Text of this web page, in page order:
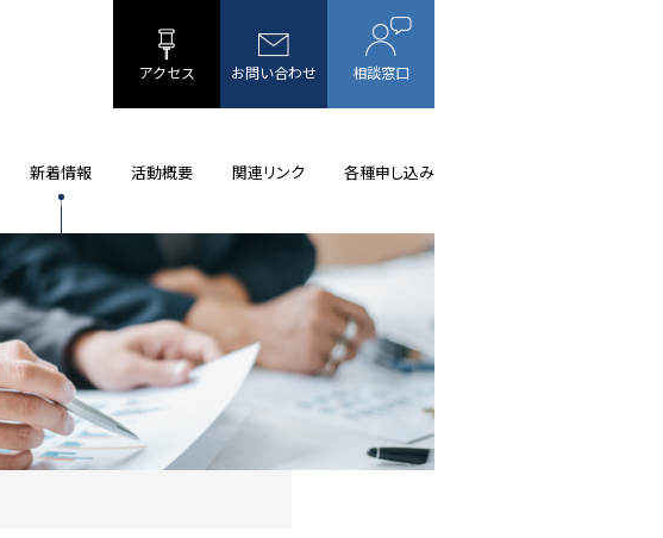
アクセス お問い合わせ 相談窓口
新着情報 活動概要 関連リンク 各種申し込み